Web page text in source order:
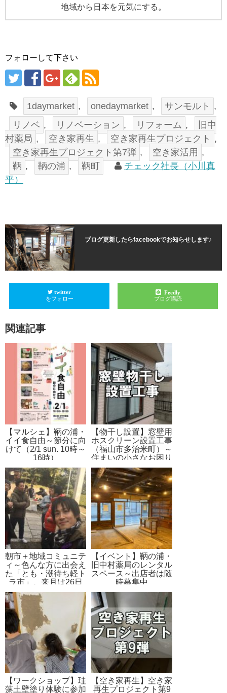
地域から日本を元気にする。
フォローして下さい
1daymarket , onedaymarket , サンモルト ,
リノベ , リノベーション , リフォーム ,
旧中
村薬局 , 空き家再生 , 空き家再生プロジェクト ,
空き家再生プロジェクト第7弾 , 空き家活用 ,
鞆 , 鞆の浦 , 鞆町
チェック社長（小川真
平）
ブログ更新したらfacebookでお知らせします♪
twitter
をフォロー
Feedly
ブログ購読
関連記事
【マルシェ】鞆の浦・
イイ食自由～節分に向
けて（2/1 sun. 10時～
16時）
【物干し設置】窓壁用
ホスクリーン設置工事
（福山市多治米町）～
住まいの小さなお困り
事解決
朝市＋地域コミュニテ
ィ～色んな方に出会え
た「とも・潮待ち軽ト
ラ市」。来月は26日
開催
【イベント】鞆の浦・
旧中村薬局のレンタル
スペース～出店者は随
時募集中
【ワークショップ】珪
藻土壁塗り体験に参加
【空き家再生】空き家
再生プロジェクト第9